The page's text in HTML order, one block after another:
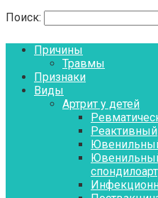
Поиск:
Причины
Травмы
Признаки
Виды
Артрит у детей
Реактивный